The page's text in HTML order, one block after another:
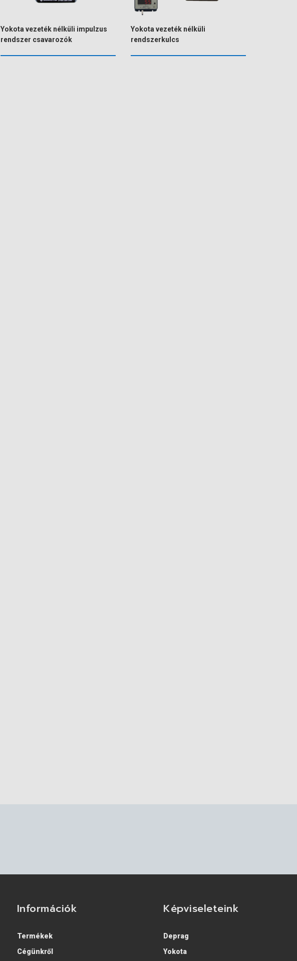
Yokota vezeték nélküli impulzus
rendszer csavarozók
Yokota vezeték nélküli
rendszerkulcs
Információk
Termékek
Cégünkről
Képviseleteink
Deprag
Yokota